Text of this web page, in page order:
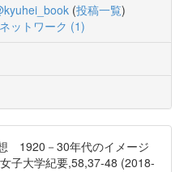
(投稿一覧)
ットワーク (1)
1920－30年代のイメージ
子大学紀要,58,37-48 (2018-